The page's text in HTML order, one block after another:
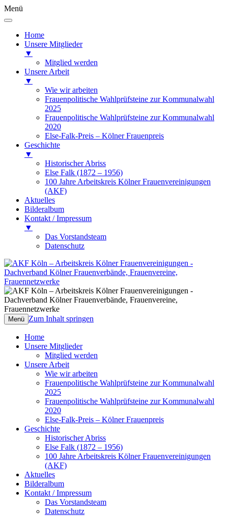
Menü
Home
Unsere Mitglieder
▼
Mitglied werden
Unsere Arbeit
▼
Wie wir arbeiten
Frauenpolitische Wahlprüfsteine zur Kommunalwahl
2025
Frauenpolitische Wahlprüfsteine zur Kommunalwahl
2020
Else-Falk-Preis – Kölner Frauenpreis
Geschichte
▼
Historischer Abriss
Else Falk (1872 – 1956)
100 Jahre Arbeitskreis Kölner Frauenvereinigungen
(AKF)
Aktuelles
Bilderalbum
Kontakt / Impressum
▼
Das Vorstandsteam
Datenschutz
AKF Köln – Arbeitskreis Kölner
Frauenvereinigungen
Dachverband Kölner Frauenverbände,
Frauenvereine, Frauennetzwerke
Menü Zum Inhalt springen
Home
Unsere Mitglieder
Mitglied werden
Unsere Arbeit
Wie wir arbeiten
Frauenpolitische Wahlprüfsteine zur Kommunalwahl
2025
Frauenpolitische Wahlprüfsteine zur Kommunalwahl
2020
Else-Falk-Preis – Kölner Frauenpreis
Geschichte
Historischer Abriss
Else Falk (1872 – 1956)
100 Jahre Arbeitskreis Kölner Frauenvereinigungen
(AKF)
Aktuelles
Bilderalbum
Kontakt / Impressum
Das Vorstandsteam
Datenschutz